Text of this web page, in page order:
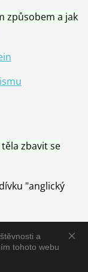
a
tohoto webu
způsobem a jak
zbavit se
"anglický
neutralizací a